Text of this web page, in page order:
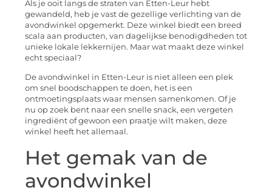
Als je ooit langs de straten van Etten-Leur hebt
gewandeld, heb je vast de gezellige verlichting van de
avondwinkel opgemerkt. Deze winkel biedt een breed
scala aan producten, van dagelijkse benodigdheden tot
unieke lokale lekkernijen. Maar wat maakt deze winkel
echt speciaal?
De avondwinkel in Etten-Leur is niet alleen een plek
om snel boodschappen te doen, het is een
ontmoetingsplaats waar mensen samenkomen. Of je
nu op zoek bent naar een snelle snack, een vergeten
ingrediënt of gewoon een praatje wilt maken, deze
winkel heeft het allemaal.
Het gemak van de
avondwinkel